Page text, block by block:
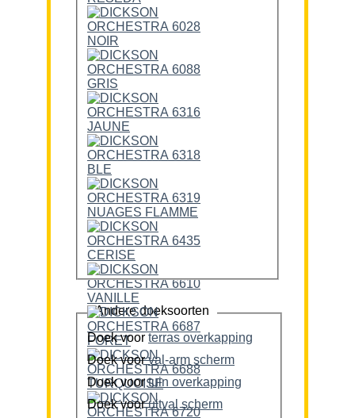
Andere doeksoorten
Doek voor terras overkapping
Doek voor
val-arm scherm
Doek voor
tuin overkapping
Doek voor
uitval scherm